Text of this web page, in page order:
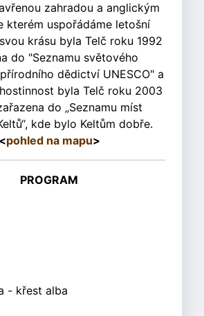
zahradou a anglickým
kterém uspořádáme letošní
krásu byla Telč roku 1992
do "Seznamu světového
dědictví UNESCO" a
byla Telč roku 2003
do „Seznamu míst
kde bylo Keltům dobře.
<pohled na mapu>
PROGRAM
- křest alba